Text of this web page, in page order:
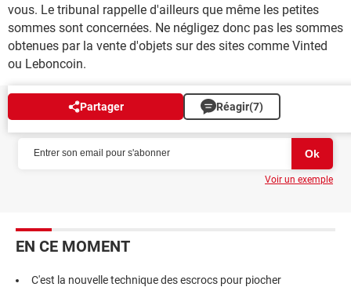
vous. Le tribunal rappelle d'ailleurs que même les petites
sommes sont concernées. Ne négligez donc pas les sommes
obtenues par la vente d'objets sur des sites comme Vinted
ou Leboncoin.
Partager Réagir(7)
NEWSLETTER
Voir un exemple
EN CE MOMENT
C'est la nouvelle technique des escrocs pour piocher